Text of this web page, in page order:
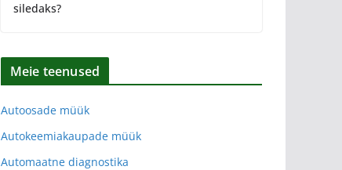
siledaks?
Meie teenused
Autoosade müük
Autokeemiakaupade müük
Automaatne diagnostika